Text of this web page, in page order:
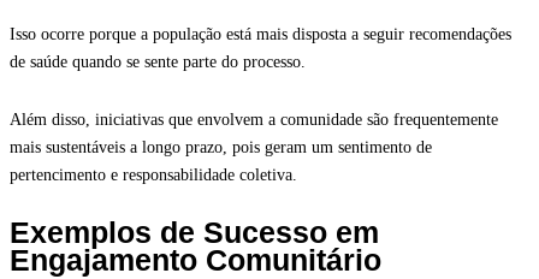
Isso ocorre porque a população está mais disposta a seguir recomendações
de saúde quando se sente parte do processo.
Além disso, iniciativas que envolvem a comunidade são frequentemente
mais sustentáveis a longo prazo, pois geram um sentimento de
pertencimento e responsabilidade coletiva.
Exemplos de Sucesso em
Engajamento Comunitário